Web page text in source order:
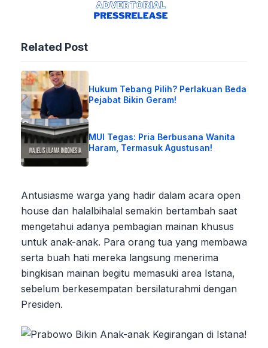
Related Post
Hukum Tebang Pilih? Perlakuan Beda
Pejabat Bikin Geram!
MUI Tegas: Pria Berbusana Wanita
Haram, Termasuk Agustusan!
Antusiasme warga yang hadir dalam acara open
house dan halalbihalal semakin bertambah saat
mengetahui adanya pembagian mainan khusus
untuk anak-anak. Para orang tua yang membawa
serta buah hati mereka langsung menerima
bingkisan mainan begitu memasuki area Istana,
sebelum berkesempatan bersilaturahmi dengan
Presiden.